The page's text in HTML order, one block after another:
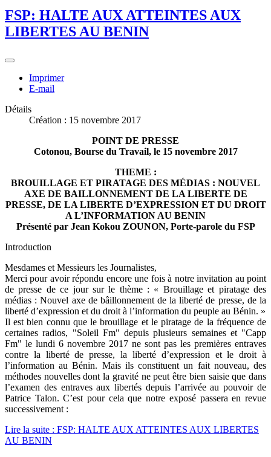
FSP: HALTE AUX ATTEINTES AUX
LIBERTES AU BENIN
Imprimer
E-mail
Détails
Création : 15 novembre 2017
POINT DE PRESSE
Cotonou, Bourse du Travail, le 15 novembre 2017
THEME :
BROUILLAGE ET PIRATAGE DES MÉDIAS : NOUVEL
AXE DE BAILLONNEMENT DE LA LIBERTE DE
PRESSE, DE LA LIBERTE D’EXPRESSION ET DU DROIT
A L’INFORMATION AU BENIN
Présenté par Jean Kokou ZOUNON, Porte-parole du FSP
Introduction
Mesdames et Messieurs les Journalistes,
Merci pour avoir répondu encore une fois à notre invitation au point
de presse de ce jour sur le thème : « Brouillage et piratage des
médias : Nouvel axe de bâillonnement de la liberté de presse, de la
liberté d’expression et du droit à l’information du peuple au Bénin. »
Il est bien connu que le brouillage et le piratage de la fréquence de
certaines radios, "Soleil Fm" depuis plusieurs semaines et "Capp
Fm" le lundi 6 novembre 2017 ne sont pas les premières entraves
contre la liberté de presse, la liberté d’expression et le droit à
l’information au Bénin. Mais ils constituent un fait nouveau, des
méthodes nouvelles dont la gravité ne peut être bien saisie que dans
l’examen des entraves aux libertés depuis l’arrivée au pouvoir de
Patrice Talon. C’est pour cela que notre exposé passera en revue
successivement :
Lire la suite : FSP: HALTE AUX ATTEINTES AUX LIBERTES
AU BENIN